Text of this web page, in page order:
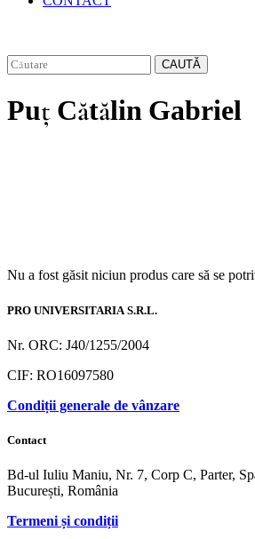
CAUTĂ
Puț Cătălin Gabriel
Nu a fost găsit niciun produs care să se
PRO UNIVERSITARIA S.R.L.
Nr. ORC: J40/1255/2004
CIF: RO16097580
Condiții generale de vânzare
Contact
Bd-ul Iuliu Maniu, Nr. 7, Corp C, Parter,
București, România
Termeni și condiții